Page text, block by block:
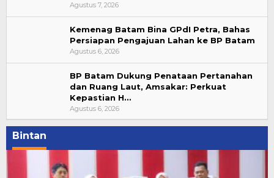
Agustus 7, 2026
Kemenag Batam Bina GPdI Petra, Bahas
Persiapan Pengajuan Lahan ke BP Batam
Agustus 6, 2026
BP Batam Dukung Penataan Pertanahan
dan Ruang Laut, Amsakar: Perkuat
Kepastian H…
Agustus 6, 2026
Bintan